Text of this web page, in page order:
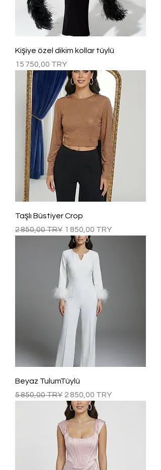
Kişiye özel dikim kollar tüylü
Prix
15 750,00 TRY
Taşlı Büstiyer Crop
Prix original
2 850,00 TRY Prix promotionnel
1 850,00 TRY
Beyaz TulumTüylü
Prix original
5 850,00 TRY Prix promotionnel
2 850,00 TRY